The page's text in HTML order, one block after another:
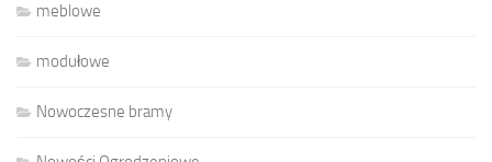
meblowe
modułowe
Nowoczesne bramy